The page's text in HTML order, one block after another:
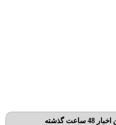
ساعت گذشته